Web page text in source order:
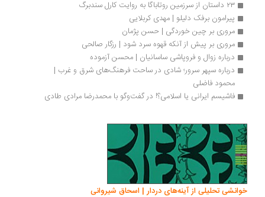
پیرامون برفک دلیلو | مهدی کربلایی
مروری بر چین خوردگی | حسن پژمان
مروری بر پیش از آنکه قهوه سرد شود | رزگار صالحی
درباره زوال و فروپاشی ساسانیان | محسن آزموده
درباره سپهر سرور؛ شادی در ساحت فرهنگ‌های شرق و غرب |
محمود فاضلی
فاشیسم ایرانی یا اسلامی؟! در گفت‌وگو با محمدرضا مرادی طادی
تحلیلی از آینه‌های دردار | اسحاق شیروانی